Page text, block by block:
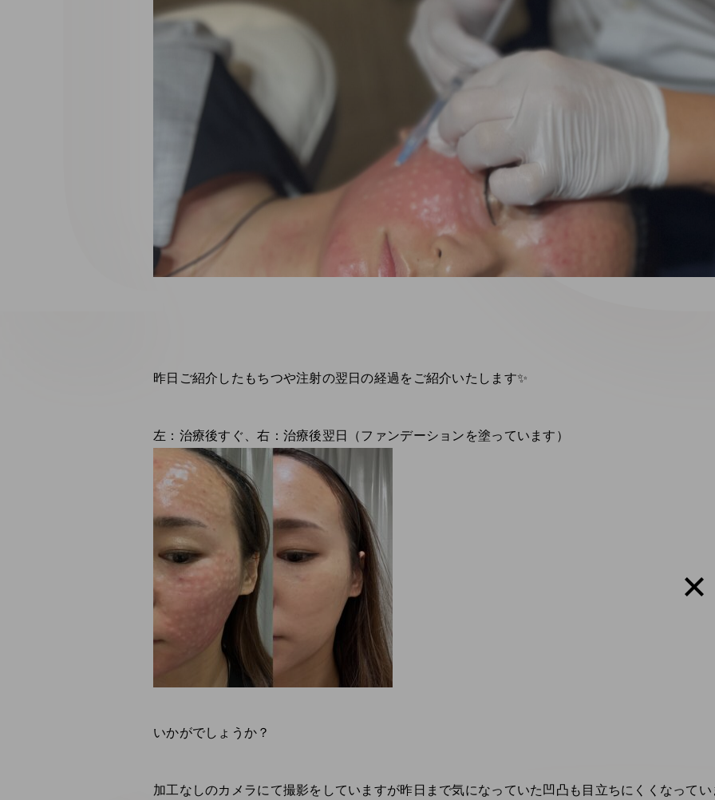
昨日ご紹介したもちつや注射の翌日の経過をご紹介いたします✨
左：治療後すぐ、右：治療後翌日（ファンデーションを塗っています）
いかがでしょうか？
加工なしのカメラにて撮影をしていますが昨日まで気になっていた凹凸も目立ちにくくなってい